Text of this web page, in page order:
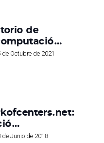
de
de Octubre de 2021
de Junio de 2018